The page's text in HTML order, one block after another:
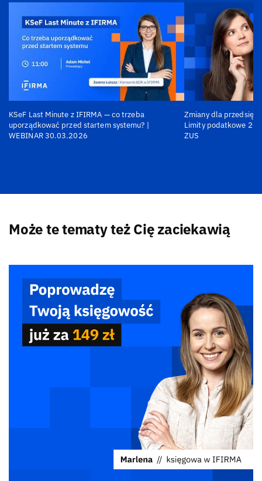
KSeF Last Minute z IFIRMA — co trzeba
uporządkować przed startem systemu? |
WEBINAR 30.03.2026
Zmiany dla
Limity podatkowe
ZUS
Może te tematy też Cię zaciekawią